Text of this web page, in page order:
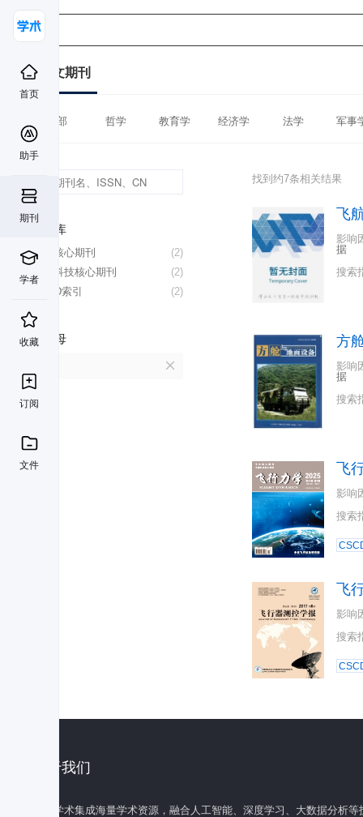
首页
助手
期刊
学者
收藏
订阅
文件
中文期刊
全部 哲学 教育学 经济学 法学 军事
数据库
(2)
北大核心期刊
(2)
中国科技核心期刊
(2)
CSCD索引
首字母
找到约7条相关结果
飞
影响
据
搜索
方
影响
据
搜索
飞
影响
搜索
飞
影响
搜索
关于我们
百度学术集成海量学术资源，融合人工智能、深度学习、大数据分析